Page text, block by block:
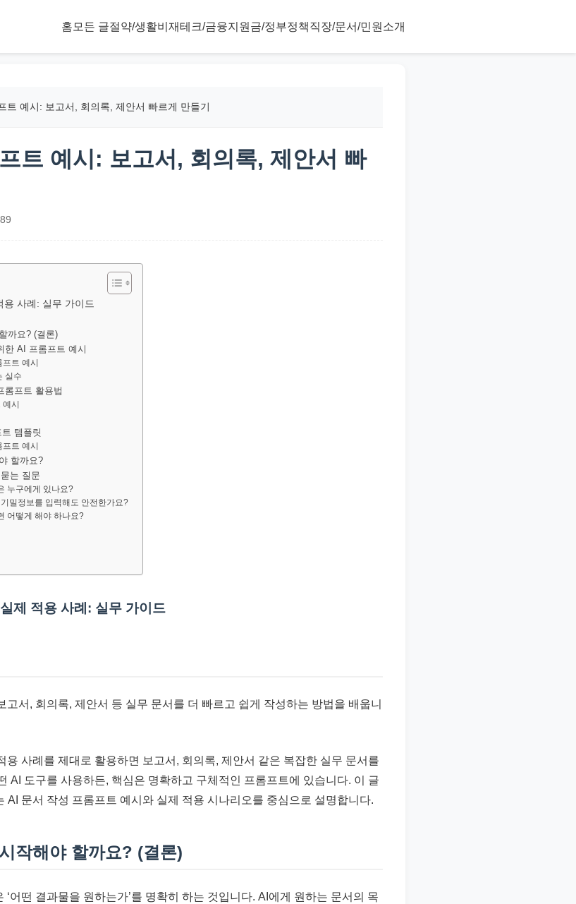
홈 모든 글절약/생활비 재테크/금융지원금/정부정책직장/문서/민원 소개
트 예시: 보고서, 회의록, 제안서 빠르게 만들기
트 예시: 보고서, 회의록, 제안서 빠
사례: 실무 가이드
까요? (결론)
한 AI 프롬프트 예시
프트 예시
실수
롬프트 활용법
예시
템플릿
트 예시
할까요?
는 질문
누구에게 있나요?
밀정보를 입력해도 안전한가요?
어떻게 해야 하나요?
제 적용 사례: 실무 가이드
서, 회의록, 제안서 등 실무 문서를 더 빠르고 쉽게 작성하는 방법을 배웁니
용 사례를 제대로 활용하면 보고서, 회의록, 제안서 같은 복잡한 실무 문서를
AI 도구를 사용하든, 핵심은 명확하고 구체적인 프롬프트에 있습니다. 이 글
AI 문서 작성 프롬프트 예시와 실제 적용 시나리오를 중심으로 설명합니다.
작해야 할까요? (결론)
어떤 결과물을 원하는가’를 명확히 하는 것입니다. AI에게 원하는 문서의 목